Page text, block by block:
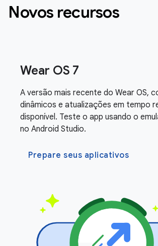
Novos recursos
Wear OS 7
A versão mais recente do Wear OS,
dinâmicos e atualizações em tempo
disponível. Teste o app usando o
no Android Studio.
Prepare seus aplicativos